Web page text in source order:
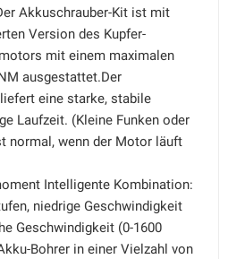
Akkuschrauber-Kit ist mit
Version des Kupfer-
mit einem maximalen
ausgestattet.Der
eine starke, stabile
Laufzeit. (Kleine Funken oder
normal, wenn der Motor läuft
Intelligente Kombination:
niedrige Geschwindigkeit
Geschwindigkeit (0-1600
Bohrer in einer Vielzahl von